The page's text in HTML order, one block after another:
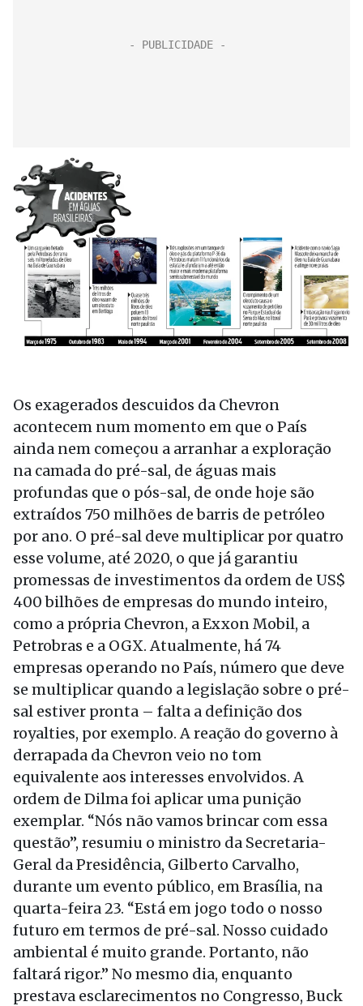
Os exagerados descuidos da Chevron
acontecem num momento em que o País
ainda nem começou a arranhar a exploração
na camada do pré-sal, de águas mais
profundas que o pós-sal, de onde hoje são
extraídos 750 milhões de barris de petróleo
por ano. O pré-sal deve multiplicar por quatro
esse volume, até 2020, o que já garantiu
promessas de investimentos da ordem de US$
400 bilhões de empresas do mundo inteiro,
como a própria Chevron, a Exxon Mobil, a
Petrobras e a OGX. Atualmente, há 74
empresas operando no País, número que deve
se multiplicar quando a legislação sobre o pré-
sal estiver pronta – falta a definição dos
royalties, por exemplo. A reação do governo à
derrapada da Chevron veio no tom
equivalente aos interesses envolvidos. A
ordem de Dilma foi aplicar uma punição
exemplar. “Nós não vamos brincar com essa
questão”, resumiu o ministro da Secretaria-
Geral da Presidência, Gilberto Carvalho,
durante um evento público, em Brasília, na
quarta-feira 23. “Está em jogo todo o nosso
futuro em termos de pré-sal. Nosso cuidado
ambiental é muito grande. Portanto, não
faltará rigor.” No mesmo dia, enquanto
prestava esclarecimentos no Congresso, Buck